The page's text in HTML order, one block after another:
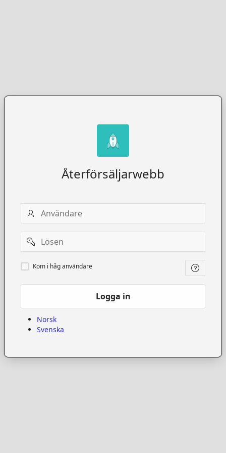
Återförsäljarwebb
Användare
Password
Kom
i
Kom i håg användare
Logga in
Norsk
Svenska